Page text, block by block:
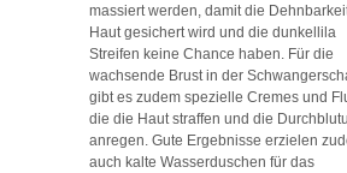
massiert werden, damit die
Haut gesichert wird und die dunkellila
Streifen keine Chance haben. Für die
wachsende Brust in der
gibt es zudem spezielle Cremes und
die die Haut straffen und die
anregen. Gute Ergebnisse erzielen
auch kalte Wasserduschen für das